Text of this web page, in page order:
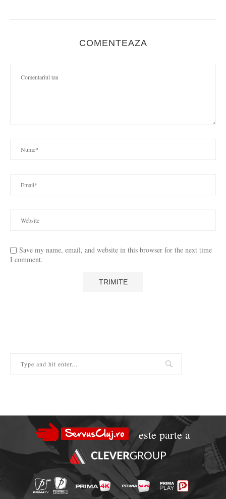
COMENTEAZA
Save my name, email, and website in this browser for the next time
I comment.
este parte a